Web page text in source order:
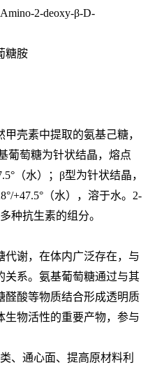
2-deoxy-β-D-
糖胺
壳素中提取的氨基己糖，
葡萄糖为针状结晶，熔点
（水）；β型为针状结晶，
+47.5°（水），溶于水。2-
种抗生素的组分。
代谢，在体内广泛存在，与
关系。氨基葡萄糖通过与其
醛酸等物质结合形成透明质
生物活性的重要产物，参与
、通心面、提高原材料利